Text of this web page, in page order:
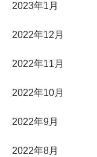
2023年1月
2022年12月
2022年11月
2022年10月
2022年9月
2022年8月